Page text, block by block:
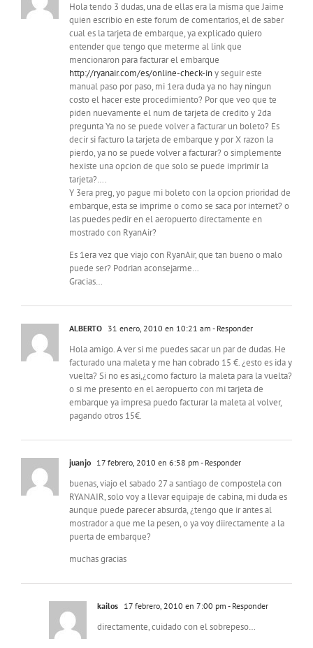
Hola tendo 3 dudas, una de ellas era la misma que Jaime
quien escribio en este forum de comentarios, el de saber
cual es la tarjeta de embarque, ya explicado quiero
entender que tengo que meterme al link que
mencionaron para facturar el embarque
http://ryanair.com/es/online-check-iny seguir este
manual paso por paso, mi 1era duda ya no hay ningun
costo el hacer este procedimiento? Por que veo que te
piden nuevamente el num de tarjeta de credito y 2da
pregunta Ya no se puede volver a facturar un boleto? Es
decir si facturo la tarjeta de embarque y por X razon la
pierdo, ya no se puede volver a facturar? o simplemente
hexiste una opcion de que solo se puede imprimir la
tarjeta?….
Y 3era preg, yo pague mi boleto con la opcion prioridad de
embarque, esta se imprime o como se saca por internet? o
las puedes pedir en el aeropuerto directamente en
mostrado con RyanAir?
Es 1era vez que viajo con RyanAir, que tan bueno o malo
puede ser? Podrian aconsejarme…
Gracias…
ALBERTO 31 enero, 2010 en 10:21 am - Responder
Hola amigo. A ver si me puedes sacar un par de dudas. He
facturado una maleta y me han cobrado 15 €. ¿esto es ida y
vuelta? Si no es asi,¿como facturo la maleta para la vuelta?
o si me presento en el aeropuerto con mi tarjeta de
embarque ya impresa puedo facturar la maleta al volver,
pagando otros 15€.
juanjo 17 febrero, 2010 en 6:58 pm - Responder
buenas, viajo el sabado 27 a santiago de compostela con
RYANAIR, solo voy a llevar equipaje de cabina, mi duda es
aunque puede parecer absurda, ¿tengo que ir antes al
mostrador a que me la pesen, o ya voy diirectamente a la
puerta de embarque?
muchas gracias
kailos 17 febrero, 2010 en 7:00 pm - Responder
directamente, cuidado con el sobrepeso…